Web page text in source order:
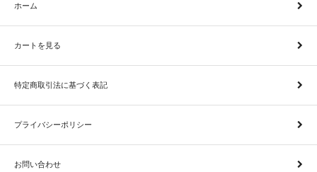
ホーム
カートを見る
特定商取引法に基づく表記
プライバシーポリシー
お問い合わせ